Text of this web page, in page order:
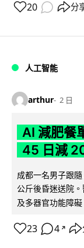
20 分
人工智能
arthur 2 日
AI 減肥餐
45 日減
成都一名男子跟
公斤後昏迷送院
及多器官功能障
23 4 ↗